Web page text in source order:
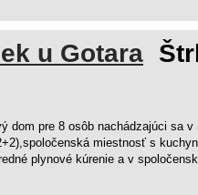
u Gotara
dom pre 8 osôb nachádzajúci sa
miestnosť s
plynové kúrenie a v